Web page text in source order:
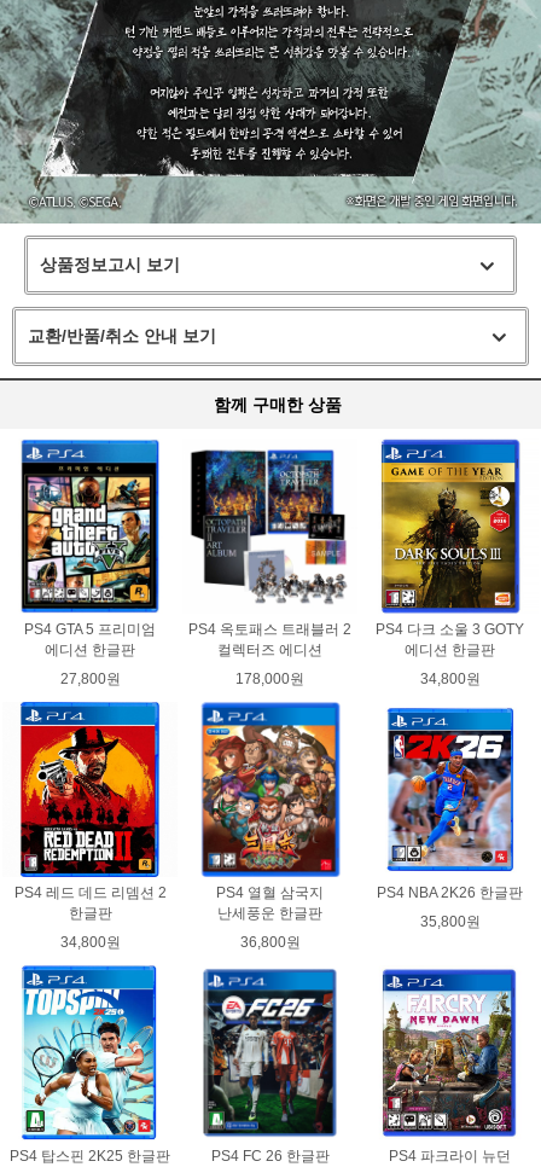
상품정보고시 보기
교환/반품/취소 안내 보기
함께 구매한 상품
PS4 GTA 5 프리미엄
에디션 한글판
27,800원
PS4 옥토패스 트래블러 2
컬렉터즈 에디션
178,000원
PS4 다크 소울 3 GOTY
에디션 한글판
34,800원
PS4 레드 데드 리뎀션 2
한글판
34,800원
PS4 열혈 삼국지
난세풍운 한글판
36,800원
PS4 NBA 2K26 한글판
35,800원
PS4 탑스핀 2K25 한글판
PS4 FC 26 한글판
PS4 파크라이 뉴던